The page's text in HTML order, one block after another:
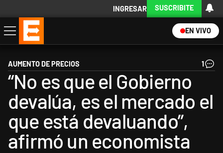
INGRESAR SUSCRIBITE
EN VIVO
Economía
Política
Internacional
Actualidad
Descargá la App
AUMENTO DE PRECIOS 1
“No es que el Gobierno
devalúa, es el mercado el
que está devaluando”,
afirmó un economista